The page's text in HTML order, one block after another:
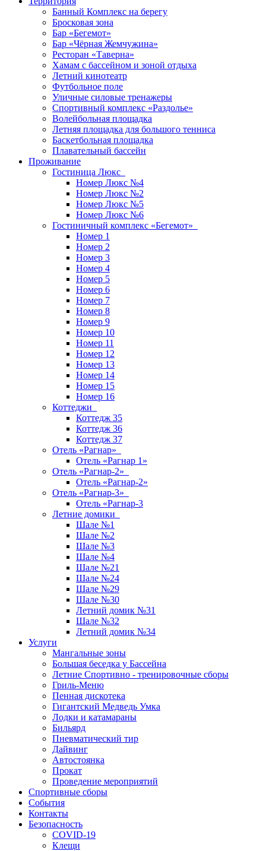
Банный Комплекс на берегу
Бросковая зона
Бар «Бегемот»
Бар «Чёрная Жемчужина»
Ресторан «Таверна»
Хамам с бассейном и зоной отдыха
Летний кинотеатр
Футбольное поле
Уличные силовые тренажеры
Спортивный комплекс «Раздолье»
Волейбольная площадка
Летняя площадка для большого тенниса
Баскетбольная площадка
Плавательный бассейн
Проживание
Гостиница Люкс
Номер Люкс №4
Номер Люкс №2
Номер Люкс №5
Номер Люкс №6
Гостиничный комплекс «Бегемот»
Номер 1
Номер 2
Номер 3
Номер 4
Номер 5
Номер 6
Номер 7
Номер 8
Номер 9
Номер 10
Номер 11
Номер 12
Номер 13
Номер 14
Номер 15
Номер 16
Коттеджи
Коттедж 35
Коттедж 36
Коттедж 37
Отель «Рагнар»
Отель «Рагнар 1»
Отель «Рагнар-2»
Отель «Рагнар-2»
Отель «Рагнар-3»
Отель «Рагнар-3
Летние домики
Шале №1
Шале №2
Шале №3
Шале №4
Шале №21
Шале №24
Шале №29
Шале №30
Летний домик №31
Шале №32
Летний домик №34
Услуги
Мангальные зоны
Большая беседка у Бассейна
Летние Спортивно - тренировочные сборы
Гриль-Меню
Пенная дискотека
Гигантский Медведь Умка
Лодки и катамараны
Бильярд
Пневматический тир
Дайвинг
Автостоянка
Прокат
Проведение мероприятий
Спортивные сборы
События
Контакты
Безопасность
COVID-19
Клещи